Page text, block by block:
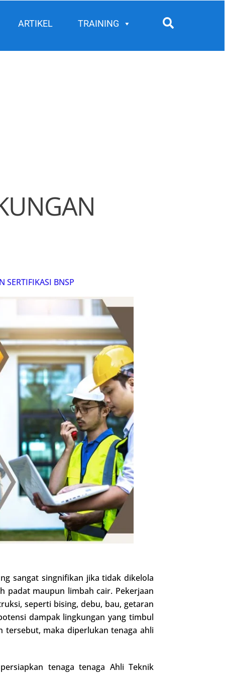
ARTIKEL TRAINING
SERTIFIKASI BNSP
sangat singnifikan jika tidak dikelola
padat maupun limbah cair. Pekerjaan
seperti bising, debu, bau, getaran
dampak lingkungan yang timbul
tersebut, maka diperlukan tenaga ahli
tenaga tenaga Ahli Teknik